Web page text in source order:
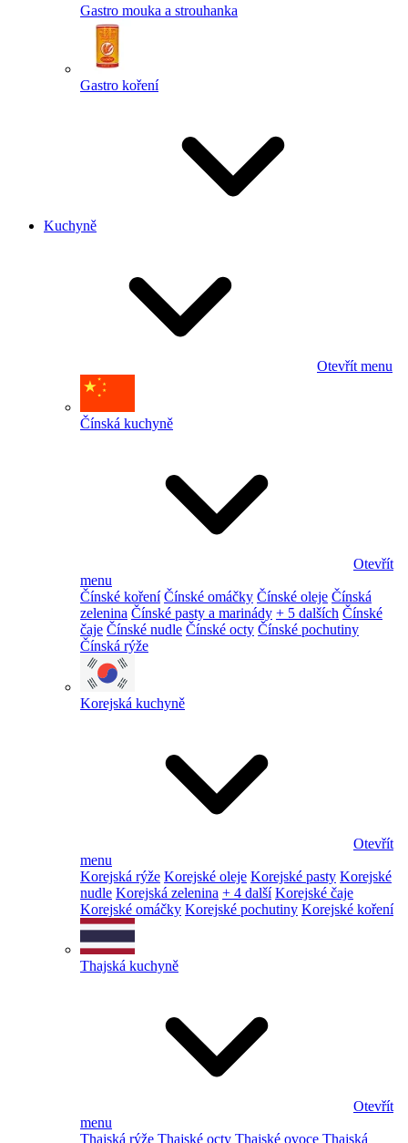
Gastro mouka a strouhanka
Gastro koření
Kuchyně
Otevřít menu
Čínská kuchyně
Otevřít
menu
Čínské koření Čínské omáčky Čínské oleje Čínská
zelenina Čínské pasty a marinády + 5 dalších Čínské
čaje Čínské nudle Čínské octy Čínské pochutiny
Čínská rýže
Korejská kuchyně
Otevřít
menu
Korejská rýže Korejské oleje Korejské pasty Korejské
nudle Korejská zelenina + 4 další Korejské čaje
Korejské omáčky Korejské pochutiny Korejské koření
Thajská kuchyně
Otevřít
menu
Thajská rýže Thajské octy Thajské ovoce Thajská